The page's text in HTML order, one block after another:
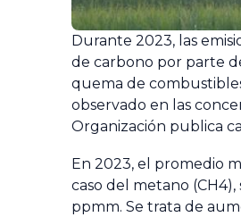
Durante 2023, las
de carbono por parte
quema de
observado en las
Organización publica
En 2023, el promedio
caso del metano
ppmm. Se trata de